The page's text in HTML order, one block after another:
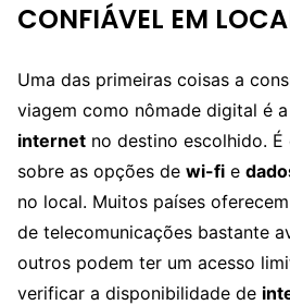
CONFIÁVEL EM
Uma das primeiras coisas a
viagem como nômade digital é
internet no destino escolhido. É
sobre as opções de wi-fi e
no local. Muitos países
de telecomunicações bastante
outros podem ter um acesso
verificar a disponibilidade de